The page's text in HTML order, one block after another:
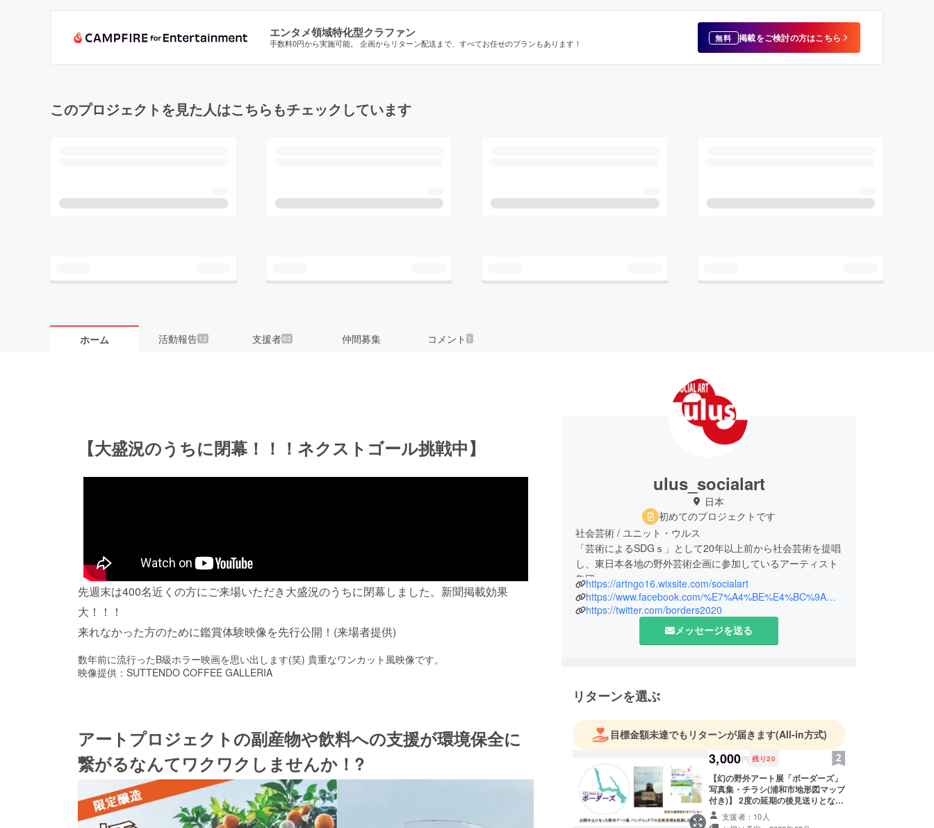
エンタメ領域特化型クラファン
手数料0円から実施可能。 企画からリターン配送まで、すべてお任せのプランもあります！ 無料 掲載をご検討の方はこちら
このプロジェクトを見た人はこちらもチェックしています
ホーム 活動報告 12 支援者63 仲間募集 コメント 1
【大盛況のうちに閉幕！！！ネクストゴール挑戦中】
先週末は400名近くの方にご来場いただき大盛況のうちに閉幕しました。新聞掲載効果
大！！！
来れなかった方のために鑑賞体験映像を先行公開！(来場者提供)
数年前に流行ったB級ホラー映画を思い出します(笑) 貴重なワンカット風映像です。
映像提供：SUTTENDO COFFEE GALLERIA
アートプロジェクトの副産物や飲料への支援が環境保全に
繋がるなんてワクワクしませんか！?
ulus_socialart
日本
初めてのプロジェクトです
社会芸術 / ユニット・ウルス
「芸術によるSDGｓ」として20年以上前から社会芸術を提唱
し、東日本各地の野外芸術企画に参加しているアーティスト
集団。
ウルスとは古代モンゴルでは「人の渦」、現代モンゴル語で
は「国」を意味します。国境を持たない遊牧民にとって国と
は人々の集合体、すなわち「人の渦」だということです。モ
ンゴロイドの移動によって遊牧民の精神は列島に定住した縄
ところに、信頼に満ちた社会の扉が開かれるのではないか。
https://artngo16.wixsite.com/socialart
https://www.facebook.com/%E7%A4%BE%E4%BC%9A%E8%8A%B8%E8%A1%93-523129824744328/
https://twitter.com/borders2020
メッセージを送る
リターンを選ぶ
目標金額未達でもリターンが届きます(All-in方式)
3,000円 残り20
【幻の野外アート展「ボーダーズ」
写真集・チラシ(浦和市地形図マップ
付き)】 2度の延期の後見送りとなっ
たさいたま国際芸術祭2020。 そこ
で展開するはずであった社会芸術 /
支援者：10人